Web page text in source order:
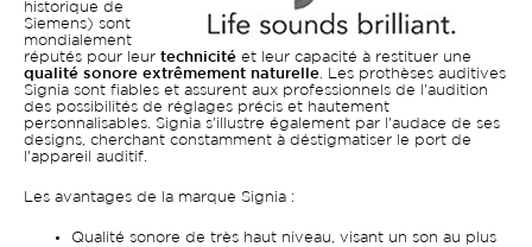
historique de
Siemens) sont
mondialement
réputés pour leur technicité et leur capacité à restituer une
qualité sonore extrêmement naturelle . Les prothèses auditives
Signia sont fiables et assurent aux professionnels de l'audition
des possibilités de réglages précis et hautement
personnalisables. Signia s'illustre également par l'audace de ses
designs, cherchant constamment à déstigmatiser le port de
l'appareil auditif.
Les avantages de la marque Signia :
Qualité sonore de très haut niveau, visant un son au plus